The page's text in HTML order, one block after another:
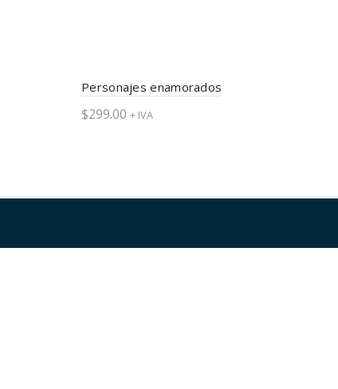
Personajes enamorados
$299.00 + IVA